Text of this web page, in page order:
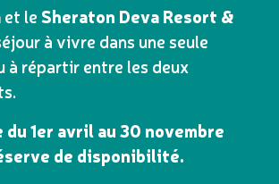
et le Sheraton Deva Resort &
à vivre dans une seule
à répartir entre les deux
du 1er avril au 30 novembre
de disponibilité.